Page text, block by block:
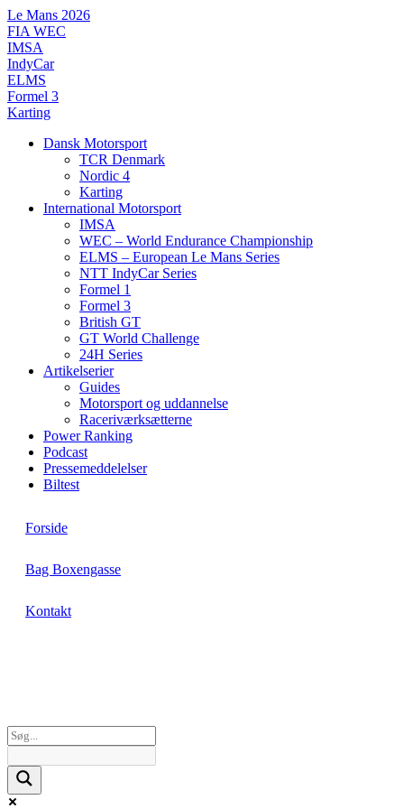
Videre
til
indhold
Le Mans 2026
FIA WEC
IMSA
IndyCar
ELMS
Formel 3
Karting
Dansk Motorsport
TCR Denmark
Nordic 4
Karting
International Motorsport
IMSA
WEC – World Endurance Championship
ELMS – European Le Mans Series
NTT IndyCar Series
Formel 1
Formel 3
British GT
GT World Challenge
24H Series
Artikelserier
Guides
Motorsport og uddannelse
Raceriværksætterne
Power Ranking
Podcast
Pressemeddelelser
Biltest
Forside
Bag Boxengasse
Kontakt